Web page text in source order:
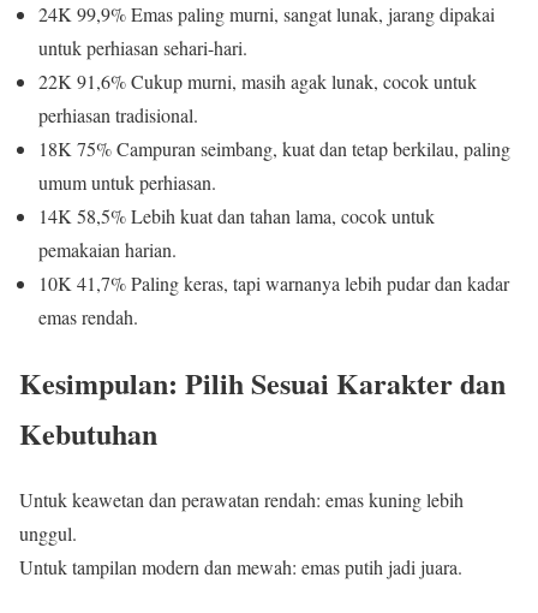
24K 99,9% Emas paling murni, sangat lunak, jarang dipakai
untuk perhiasan sehari-hari.
22K 91,6% Cukup murni, masih agak lunak, cocok untuk
perhiasan tradisional.
18K 75% Campuran seimbang, kuat dan tetap berkilau, paling
umum untuk perhiasan.
14K 58,5% Lebih kuat dan tahan lama, cocok untuk
pemakaian harian.
10K 41,7% Paling keras, tapi warnanya lebih pudar dan kadar
emas rendah.
Kesimpulan: Pilih Sesuai Karakter dan
Kebutuhan
Untuk keawetan dan perawatan rendah: emas kuning lebih
unggul.
Untuk tampilan modern dan mewah: emas putih jadi juara.